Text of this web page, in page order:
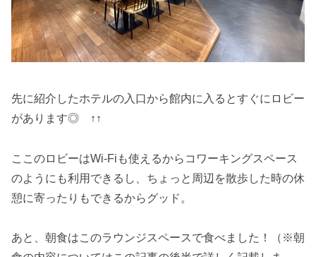
先に紹介したホテルの入口から館内に入るとすぐにロビー
があります◎ ↑↑
ここのロビーはWi-Fiも使えるからコワーキングスペース
のようにも利用できるし、ちょっと周辺を散歩した時の休
憩に寄ったりもできるからグッド。
あと、朝食はこのラウンジスペースで食べました！（※朝